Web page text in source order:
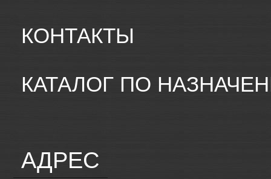
КОНТАКТЫ
КАТАЛОГ ПО
АДРЕС